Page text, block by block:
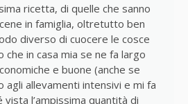
ricetta, di quelle che sanno
in famiglia, oltretutto ben
diverso di cuocere le cosce
che in casa mia se ne fa largo
e buone (anche se
agli allevamenti intensivi e mi fa
vista l’ampissima quantità di